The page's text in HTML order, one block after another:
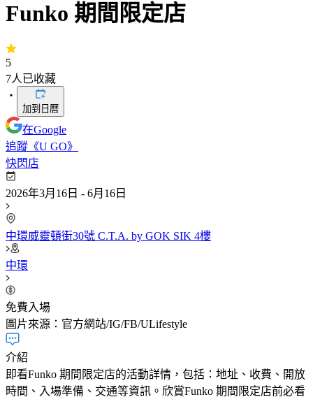
Funko 期間限定店
5
7人已收藏
・
加到日曆
在Google
追蹤《U GO》
快閃店
2026年3月16日 - 6月16日
中環威靈頓街30號 C.T.A. by GOK SIK 4樓
中環
免費入場
圖片來源：官方網站/IG/FB/ULifestyle
介紹
即看Funko 期間限定店的活動詳情，包括：地址、收費、開放
時間、入場準備、交通等資訊。欣賞Funko 期間限定店前必看